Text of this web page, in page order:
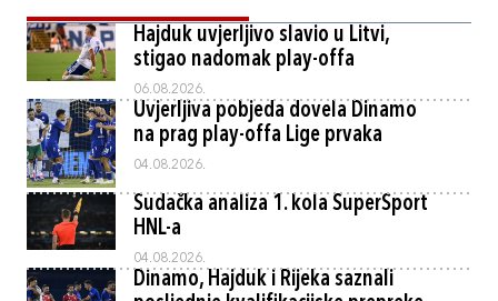
Hajduk uvjerljivo slavio u Litvi,
stigao nadomak play-offa
06.08.2026.
Uvjerljiva pobjeda dovela Dinamo
na prag play-offa Lige prvaka
04.08.2026.
Sudačka analiza 1. kola SuperSport
HNL-a
04.08.2026.
Dinamo, Hajduk i Rijeka saznali